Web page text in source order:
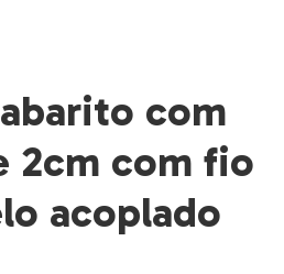
com
2cm com fio
acoplado